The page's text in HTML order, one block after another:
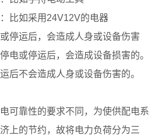
比如采用24V12V的电器
停运后，会造成人身或设备伤害
电或停运后，会造成设备损害的。
后不会造成人身或设备伤害的。
可靠性的要求不同，为使供配电系
上的节约，故将电力负荷分为三